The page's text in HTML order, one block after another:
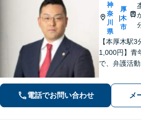
神
奈
川
県
|
厚
木
市
【本厚木駅
1,000円】青
で、弁護活
産・インタ
野に対応可
応】
電話でお問い合わせ メ